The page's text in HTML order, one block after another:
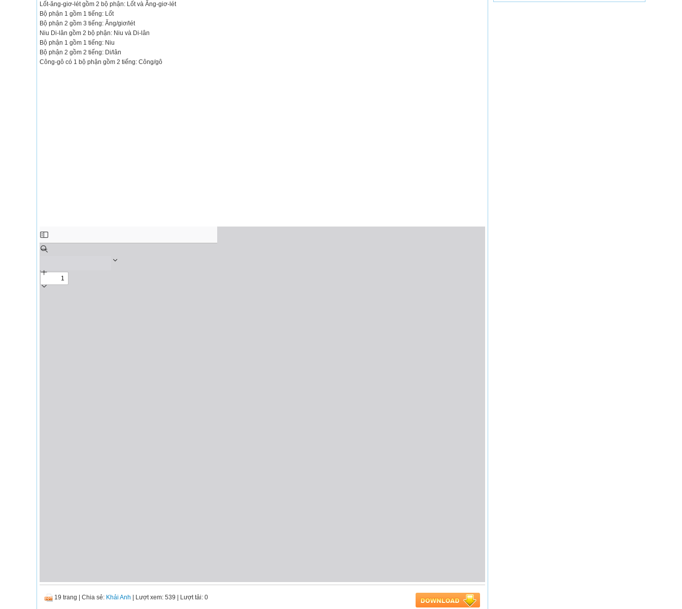
Lốt-ăng-giơ-lét gồm 2 bộ phận: Lốt và Ăng-giơ-lét
Bộ phận 1 gồm 1 tiếng: Lốt
Bộ phận 2 gồm 3 tiếng: Ăng/giơ/lét
Niu Di-lân gồm 2 bộ phận: Niu và Di-lân
Bộ phận 1 gồm 1 tiếng: Niu
Bộ phận 2 gồm 2 tiếng: Di/lân
Công-gô có 1 bộ phận gồm 2 tiếng: Công/gô
19 trang Chia sẻ: Khải Anh | Lượt xem: 539 | Lượt tải: 0